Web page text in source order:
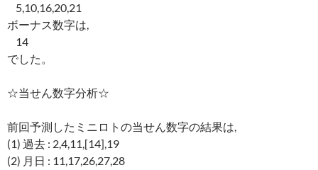
5,10,16,20,21
ボーナス数字は,
14
でした。
☆当せん数字分析☆
前回予測したミニロトの当せん数字の結果は,
(1) 過去 : 2,4,11,[14],19
(2) 月日 : 11,17,26,27,28